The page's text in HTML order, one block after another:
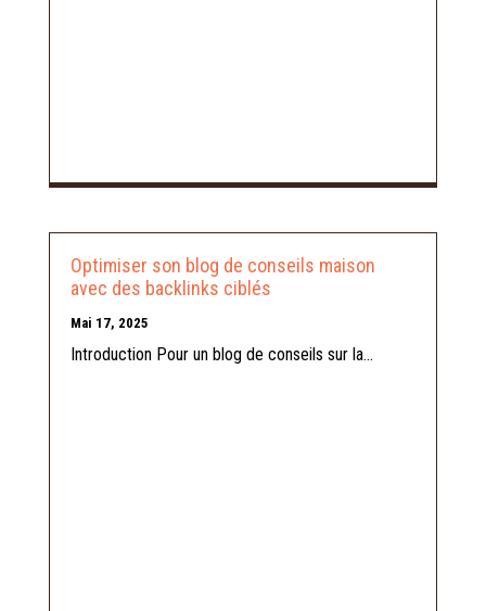
Optimiser son blog de conseils maison
avec des backlinks ciblés
Mai 17, 2025
Introduction Pour un blog de conseils sur la...